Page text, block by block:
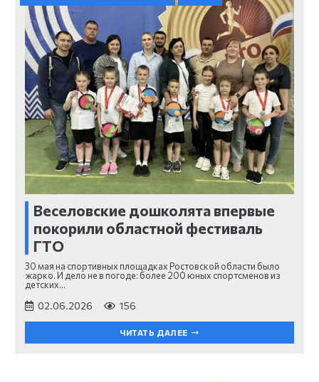
Веселовские дошколята впервые
покорили областной фестиваль
ГТО
30 мая на спортивных площадках Ростовской области было
жарко. И дело не в погоде: более 200 юных спортсменов из
детских…
02.06.2026 156
ЧИТАТЬ ДАЛЕЕ